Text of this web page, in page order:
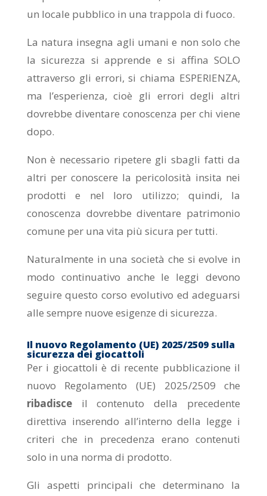
un locale pubblico in una trappola di fuoco.
La natura insegna agli umani e non solo che
la sicurezza si apprende e si affina SOLO
attraverso gli errori, si chiama ESPERIENZA,
ma l’esperienza, cioè gli errori degli altri
dovrebbe diventare conoscenza per chi viene
dopo.
Non è necessario ripetere gli sbagli fatti da
altri per conoscere la pericolosità insita nei
prodotti e nel loro utilizzo; quindi, la
conoscenza dovrebbe diventare patrimonio
comune per una vita più sicura per tutti.
Naturalmente in una società che si evolve in
modo continuativo anche le leggi devono
seguire questo corso evolutivo ed adeguarsi
alle sempre nuove esigenze di sicurezza.
Il nuovo Regolamento (UE) 2025/2509 sulla
sicurezza dei giocattoli
Per i giocattoli è di recente pubblicazione il
nuovo Regolamento (UE) 2025/2509 che
ribadisceil contenuto della precedente
direttiva inserendo all’interno della legge i
criteri che in precedenza erano contenuti
solo in una norma di prodotto.
Gli aspetti principali che determinano la